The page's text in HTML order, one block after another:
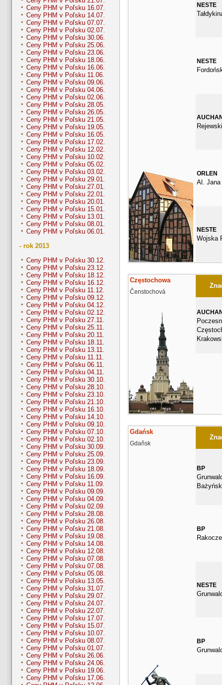
Ceny PHM v Poľsku 16.07.
Ceny PHM v Poľsku 14.07.
Ceny PHM v Poľsku 07.07.
Ceny PHM v Poľsku 02.07.
Ceny PHM v Poľsku 30.06.
Ceny PHM v Poľsku 25.06.
Ceny PHM v Poľsku 23.06.
Ceny PHM v Poľsku 18.06.
Ceny PHM v Poľsku 16.06.
Ceny PHM v Poľsku 11.06.
Ceny PHM v Poľsku 09.06.
Ceny PHM v Poľsku 04.06.
Ceny PHM v Poľsku 02.06.
Ceny PHM v Poľsku 28.05.
Ceny PHM v Poľsku 26.05.
Ceny PHM v Poľsku 21.05.
Ceny PHM v Poľsku 19.05.
Ceny PHM v Poľsku 16.05.
Ceny PHM v Poľsku 17.02.
Ceny PHM v Poľsku 12.02.
Ceny PHM v Poľsku 10.02.
Ceny PHM v Poľsku 05.02.
Ceny PHM v Poľsku 03.02.
Ceny PHM v Poľsku 29.01.
Ceny PHM v Poľsku 27.01.
Ceny PHM v Poľsku 22.01.
Ceny PHM v Poľsku 20.01.
Ceny PHM v Poľsku 15.01.
Ceny PHM v Poľsku 13.01.
Ceny PHM v Poľsku 08.01.
Ceny PHM v Poľsku 06.01.
- rok 2013
Ceny PHM v Poľsku 30.12.
Ceny PHM v Poľsku 23.12.
Ceny PHM v Poľsku 18.12.
Ceny PHM v Poľsku 16.12.
Ceny PHM v Poľsku 11.12.
Ceny PHM v Poľsku 09.12.
Ceny PHM v Poľsku 04.12.
Ceny PHM v Poľsku 02.12.
Ceny PHM v Poľsku 27.11.
Ceny PHM v Poľsku 25.11.
Ceny PHM v Poľsku 20.11.
Ceny PHM v Poľsku 18.11.
Ceny PHM v Poľsku 13.11.
Ceny PHM v Poľsku 11.11.
Ceny PHM v Poľsku 06.11.
Ceny PHM v Poľsku 04.11.
Ceny PHM v Poľsku 30.10.
Ceny PHM v Poľsku 28.10.
Ceny PHM v Poľsku 23.10.
Ceny PHM v Poľsku 21.10.
Ceny PHM v Poľsku 16.10.
Ceny PHM v Poľsku 14.10.
Ceny PHM v Poľsku 09.10.
Ceny PHM v Poľsku 07.10.
Ceny PHM v Poľsku 02.10.
Ceny PHM v Poľsku 30.09.
Ceny PHM v Poľsku 25.09.
Ceny PHM v Poľsku 23.09.
Ceny PHM v Poľsku 18.09.
Ceny PHM v Poľsku 16.09.
Ceny PHM v Poľsku 11.09.
Ceny PHM v Poľsku 09.09.
Ceny PHM v Poľsku 04.09.
Ceny PHM v Poľsku 02.09.
Ceny PHM v Poľsku 28.08.
Ceny PHM v Poľsku 26.08.
Ceny PHM v Poľsku 21.08.
Ceny PHM v Poľsku 19.08.
Ceny PHM v Poľsku 14.08.
Ceny PHM v Poľsku 12.08.
Ceny PHM v Poľsku 07.08.
Ceny PHM v Poľsku 07.08.
Ceny PHM v Poľsku 05.08.
Ceny PHM v Poľsku 13.05.
Ceny PHM v Poľsku 31.07.
Ceny PHM v Poľsku 29.07.
Ceny PHM v Poľsku 24.07.
Ceny PHM v Poľsku 22.07.
Ceny PHM v Poľsku 17.07.
Ceny PHM v Poľsku 15.07.
Ceny PHM v Poľsku 10.07.
Ceny PHM v Poľsku 08.07.
Ceny PHM v Poľsku 01.07.
Ceny PHM v Poľsku 26.06.
Ceny PHM v Poľsku 24.06.
Ceny PHM v Poľsku 19.06.
Ceny PHM v Poľsku 17.06.
NESTE
NESTE
ORLEN
Al. Jana
NESTE
Wojska
Częstochowa
Čenstochová
Gdańsk
Gdaňsk
BP
BP
NESTE
BP